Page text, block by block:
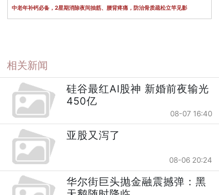
中老年补钙必备，2星期消除夜间抽筋、腰背疼痛，防治骨质疏松立竿见影
相关新闻
硅谷最红AI股神 新婚前夜输光
450亿
08-07 16:40
亚股又泻了
08-06 20:24
华尔街巨头抛金融震撼弹：黑